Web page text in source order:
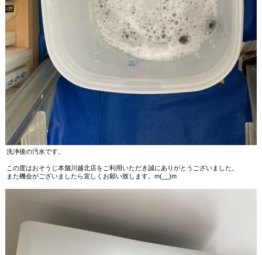
洗浄後の汚水です。
この度はおそうじ本舗川越北店をご利用いただき誠にありがとうございました。
また機会がございましたら宜しくお願い致します。m(__)m